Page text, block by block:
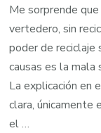
Me sorprende
vertedero, sin
poder de reciclaje
causas es la mala
La explicación en
clara,
el …